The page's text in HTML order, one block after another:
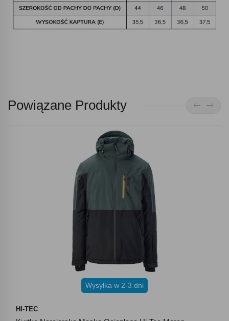
Powiązane Produkty
Wysyłka w 2-3 dni
HI-TEC